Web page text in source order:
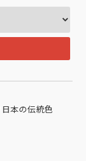
日本の伝統色